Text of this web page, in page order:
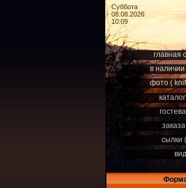
Суббота
08.08.2026
10:09
главная
в
фото (
сылки